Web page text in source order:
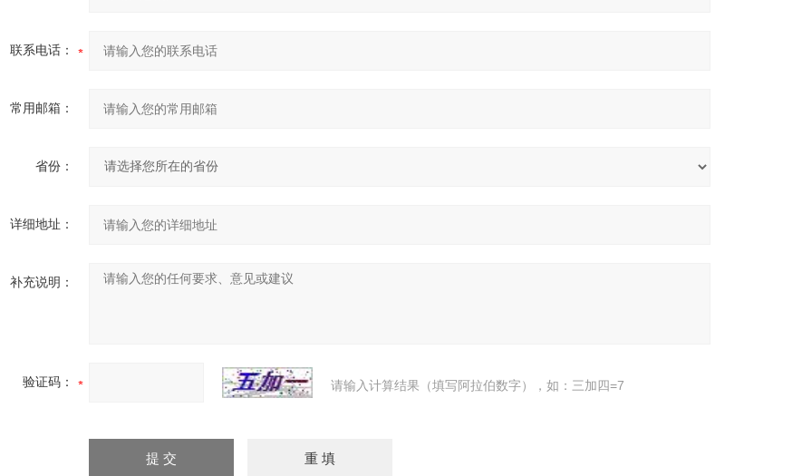
联系电话：
常用邮箱：
省份：
详细地址：
补充说明：
验证码： 请输入计算结果（填写阿拉伯数字），如：三加四=7